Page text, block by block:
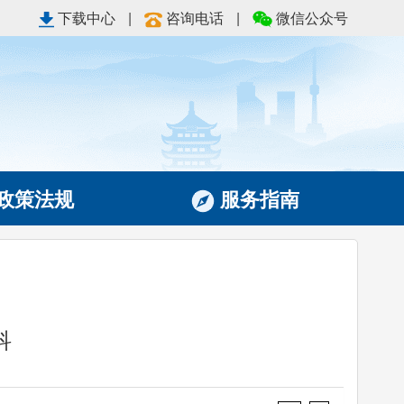
下载中心 | 咨询电话 | 微信公众号
策法规 服务指南